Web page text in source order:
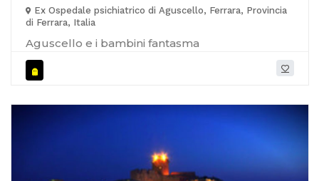
Ex Ospedale psichiatrico di Aguscello, Ferrara, Provincia
di Ferrara, Italia
Aguscello e i bambini fantasma